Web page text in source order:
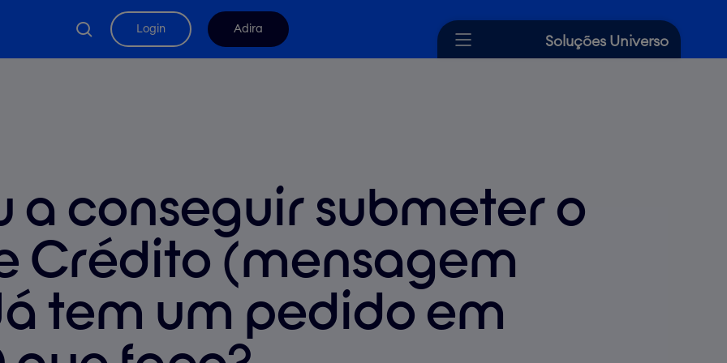
searchLogin Adira
Soluções Universo
Dicas Universo
a conseguir submeter o
Crédito (mensagem
tem um pedido em